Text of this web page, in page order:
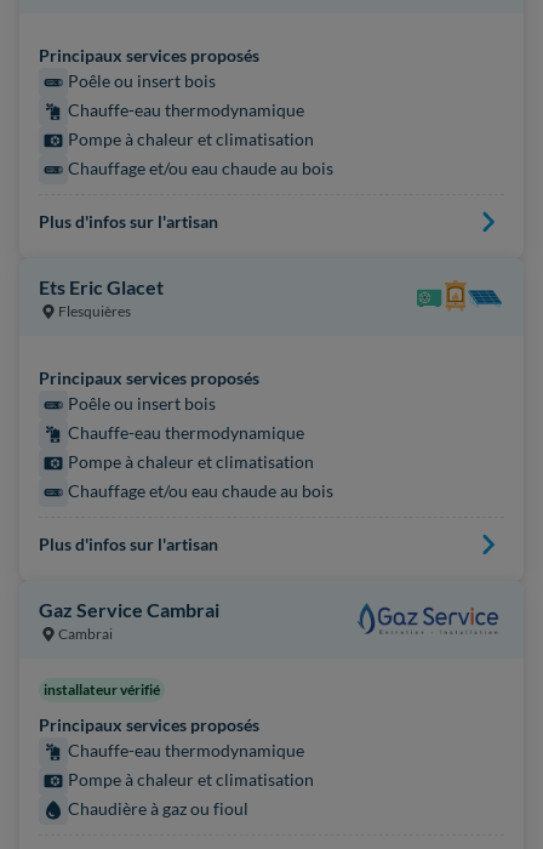
Principaux services proposés
Poêle ou insert bois
Chauffe-eau thermodynamique
Pompe à chaleur et climatisation
Chauffage et/ou eau chaude au bois
Plus d'infos sur l'artisan
Ets Eric Glacet
Flesquières
Principaux services proposés
Poêle ou insert bois
Chauffe-eau thermodynamique
Pompe à chaleur et climatisation
Chauffage et/ou eau chaude au bois
Plus d'infos sur l'artisan
Gaz Service Cambrai
Cambrai
installateur vérifié
Principaux services proposés
Chauffe-eau thermodynamique
Pompe à chaleur et climatisation
Chaudière à gaz ou fioul